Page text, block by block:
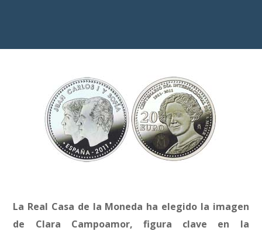
La Real Casa de la Moneda ha elegido la imagen
de Clara Campoamor, figura clave en la